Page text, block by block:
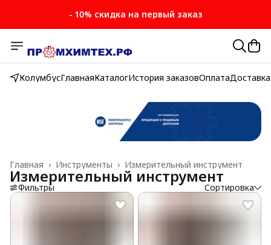
- 10% скидка на первый заказ
КолумбусГлавнаяКаталогИстория заказовОплатаДоставка
Измерительный инструмент
Инструменты ›
Главная ›
Измерительный инструмент
Фильтры Сортировка